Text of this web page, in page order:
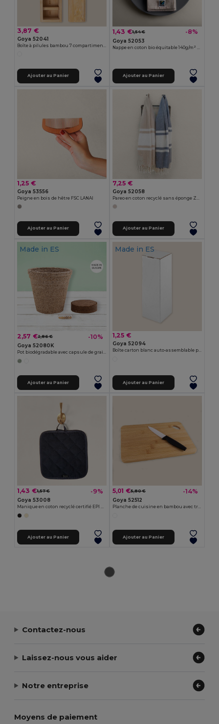
3,87 €
Goya 52041
Ajouter au Panier
1,43 €1,54 € -8%
Goya 52053
Ajouter au Panier
1,25 €
Goya 53556
Peigne en bois de hêtre FSC LANAI
Ajouter au Panier
7,25 €
Goya 52058
Ajouter au Panier
Made in ES
2,57 €2,86 € -10%
Goya 52080K
Pot biodégradable avec capsule de graines CERES
Ajouter au Panier
Made in ES
1,25 €
Goya 52094
Boîte carton blanc auto-assemblable pour bouteilles BOTTLE
Ajouter au Panier
1,43 €1,57 € -9%
Goya 53008
Manique en coton recyclé certifié EPI CAKE
Ajouter au Panier
5,01 €5,80 € -14%
Goya 52512
Planche de cuisine en bambou avec trou FUJI
Ajouter au Panier
Contactez-nous
Laissez-nous vous aider
Notre entreprise
Moyens de paiement